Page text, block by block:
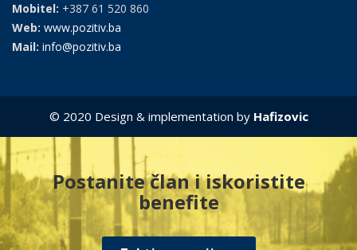
Mobitel: +387 61 520 860
Web: www.pozitiv.ba
Mail: info@pozitiv.ba
© 2020 Design & implementation by Hafizovic
Postanite član i iskoristite
benefite